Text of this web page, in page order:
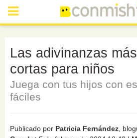
Las adivinanzas
cortas para niños
Juega con tus hijos con
fáciles
Publicado por Patricia Fernández ,